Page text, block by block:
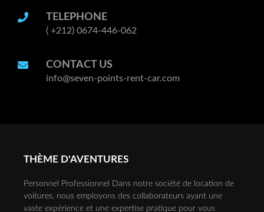
TELEPHONE
( +212) 0674-446-062
CONTACT US
info@seven-points-rent-car.com
THÈME D'AVENTURES
Personnel Professionnel Dans notre société de location de
voitures, nous employons des collaborateurs ayant une
vaste expérience et une expertise pratique pour vous